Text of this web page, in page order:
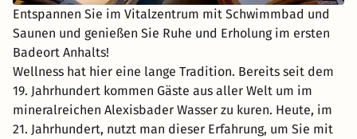
Entspannen Sie im Vitalzentrum mit Schwimmbad und
Saunen und genießen Sie Ruhe und Erholung im ersten
Badeort Anhalts!
Wellness hat hier eine lange Tradition. Bereits seit dem
19. Jahrhundert kommen Gäste aus aller Welt um im
mineralreichen Alexisbader Wasser zu kuren. Heute, im
21. Jahrhundert, nutzt man dieser Erfahrung, um Sie mit